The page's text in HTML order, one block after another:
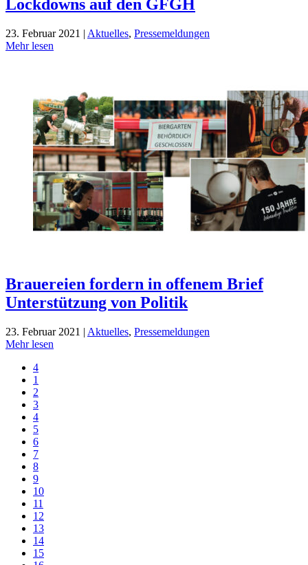
Lockdowns auf den GFGH
23. Februar 2021 | Aktuelles, Pressemeldungen
Mehr lesen
Brauereien fordern in offenem Brief
Unterstützung von Politik
23. Februar 2021 | Aktuelles, Pressemeldungen
Mehr lesen
4
1
2
3
4
5
6
7
8
9
10
11
12
13
14
15